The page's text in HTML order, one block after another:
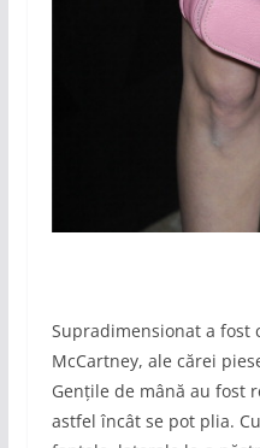
Supradimensionat a fost
McCartney, ale cărei
Gențile de mână au fost
astfel încât se pot plia.